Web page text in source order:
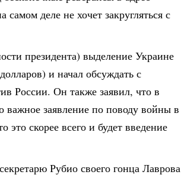
деле не хочет закругляться с
президента) выделение Украине
и начал обсуждать с
России. Он также заявил, что в
важное заявление по поводу войны в
скорее всего и будет введение
Рубио своего гонца Лаврова